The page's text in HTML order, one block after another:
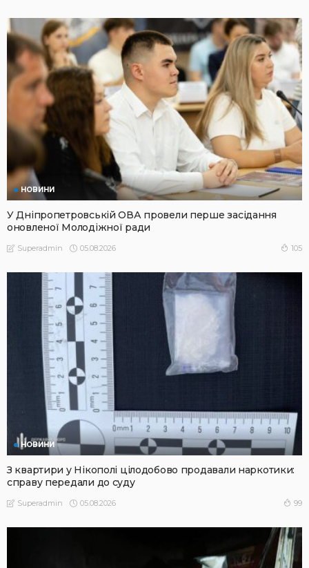
НОВИНИ
У Дніпропетровській ОВА провели перше засідання
оновленої Молодіжної ради
Superadmin 05.08.2026 105
НОВИНИ
З квартири у Нікополі цілодобово продавали наркотики:
справу передали до суду
Superadmin 05.08.2026 99